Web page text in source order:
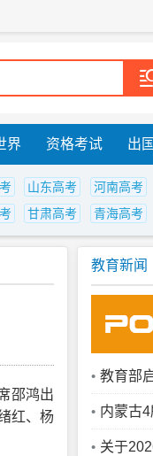
界 资格考试 出
山东高考 河南高考
甘肃高考 青海高考
邵鸿出
红、杨
教育新闻
教育部
工作
内蒙古
准化教育
关于